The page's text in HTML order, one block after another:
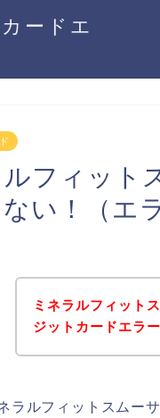
ードエ
ルフィット
い！（エ
ミネラルフィット
ジットカードエラ
ラルフィットスムー